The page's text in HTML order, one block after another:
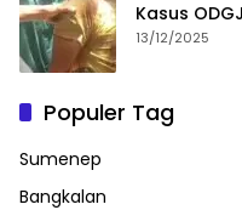
Kasus
13/12/2025
Populer Tag
Sumenep
Bangkalan